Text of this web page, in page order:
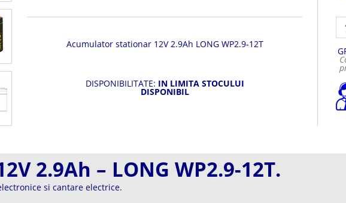
Acumulator stationar 12V 2.9Ah LONG WP2.9-12T
DISPONIBILITATE: IN LIMITA STOCULUI
DISPONIBIL
2.9Ah – LONG WP2.9-12T.
si cantare electrice.